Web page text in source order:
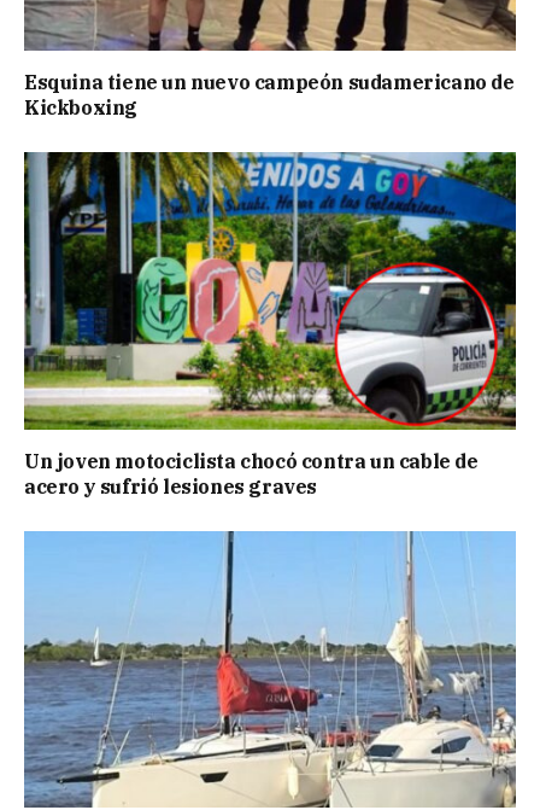
Esquina tiene un nuevo campeón sudamericano de
Kickboxing
Un joven motociclista chocó contra un cable de
acero y sufrió lesiones graves